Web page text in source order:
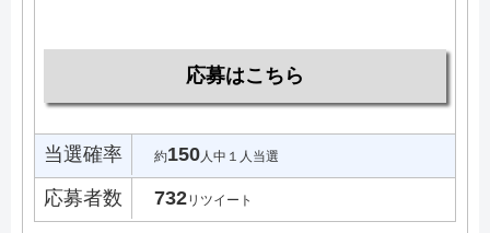
応募はこちら
当選確率 約150人中１人当選
応募者数 732リツイート